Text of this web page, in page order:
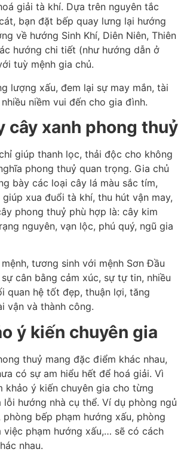
giải tà khí. Dựa trên nguyên tắc
bạn đặt bếp quay lưng lại hướng
về hướng Sinh Khí, Diên Niên, Thiên
hướng chi tiết (như hướng dẫn ở
tuỳ mệnh gia chủ.
lượng xấu, đem lại sự may mắn, tài
niềm vui đến cho gia đình.
cây xanh phong thuỷ
giúp thanh lọc, thải độc cho không
phong thuỷ quan trọng. Gia chủ
bày các loại cây lá màu sắc tím,
xua đuổi tà khí, thu hút vận may,
phong thuỷ phù hợp là: cây kim
nguyên, vạn lộc, phú quý, ngũ gia
tương sinh với mệnh Sơn Đầu
cân bằng cảm xúc, sự tự tin, nhiều
quan hệ tốt đẹp, thuận lợi, tăng
vận và thành công.
ý kiến chuyên gia
thuỷ mang đặc điểm khác nhau,
có sự am hiểu hết để hoá giải. Vì
khảo ý kiến chuyên gia cho từng
hướng nhà cụ thể. Ví dụ phòng ngủ
phòng bếp phạm hướng xấu, phòng
việc phạm hướng xấu,… sẽ có cách
nhau.